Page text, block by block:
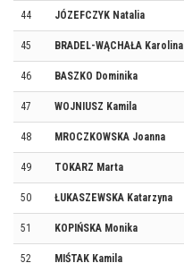
44 JÓZEFCZYK Natalia
45 BRADEL-WĄCHAŁA Karolina
46 BASZKO Dominika
47 WOJNIUSZ Kamila
48 MROCZKOWSKA Joanna
49 TOKARZ Marta
50 ŁUKASZEWSKA Katarzyna
51 KOPIŃSKA Monika
52 MIŚTAK Kamila